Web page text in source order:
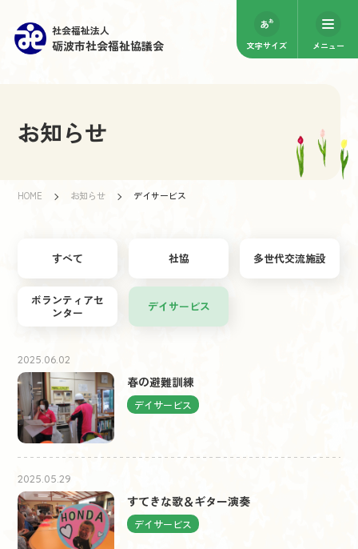
社会福祉法人
砺波市社会福祉協議会 文字サイズ メニュー
お知らせ
HOME お知らせ デイサービス
すべて 社協 多世代交流施設
ボランティアセ
ンター
デイサービス
春の避難訓練
デイサービス
2025.06.02
すてきな歌＆ギター演奏
デイサービス
2025.05.29